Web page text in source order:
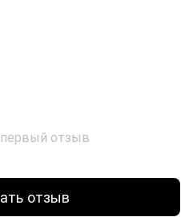
отзыв
отзыв